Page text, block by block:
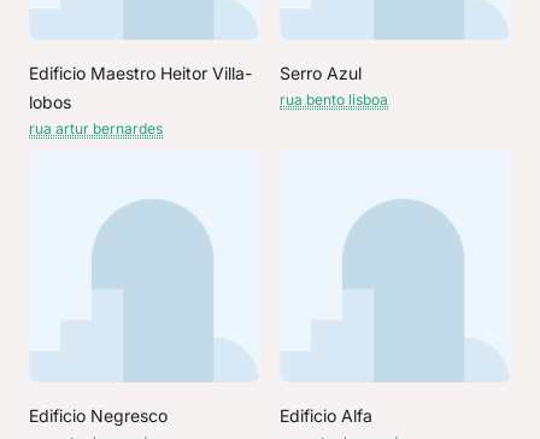
Edificio Maestro Heitor Villa-
lobos
rua artur bernardes
Serro Azul
rua bento lisboa
Edificio Negresco Edificio Alfa